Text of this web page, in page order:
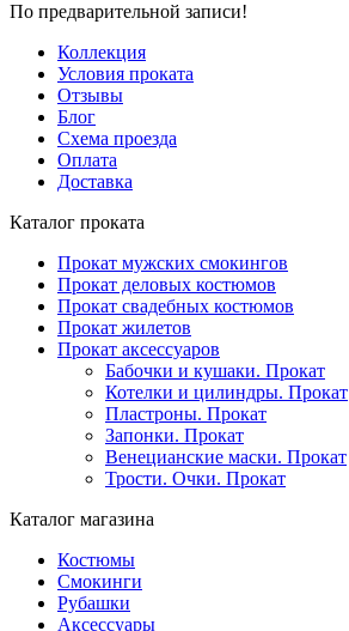
По предварительной записи!
Коллекция
Условия проката
Отзывы
Блог
Схема проезда
Оплата
Доставка
Каталог проката
Прокат мужских смокингов
Прокат деловых костюмов
Прокат свадебных костюмов
Прокат жилетов
Прокат аксессуаров
Бабочки и кушаки. Прокат
Котелки и цилиндры. Прокат
Пластроны. Прокат
Запонки. Прокат
Венецианские маски. Прокат
Трости. Очки. Прокат
Каталог магазина
Костюмы
Смокинги
Рубашки
Аксессуары